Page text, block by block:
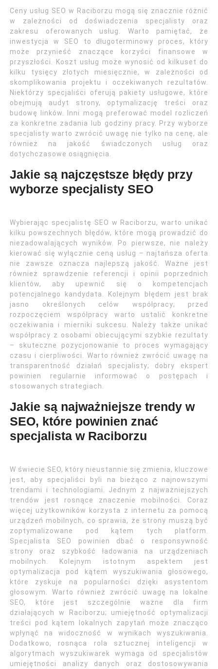
Ceny usług SEO w Raciborzu mogą się znacznie różnić
w zależności od doświadczenia specjalisty oraz
zakresu oferowanych usług. Warto pamiętać, że
inwestycja w SEO to długoterminowy proces, który
może przynieść znaczące korzyści finansowe w
przyszłości. Koszt usług może wynosić od kilkuset do
kilku tysięcy złotych miesięcznie, w zależności od
skomplikowania projektu i oczekiwanych rezultatów.
Niektórzy specjaliści oferują pakiety usługowe, które
obejmują audyt strony, optymalizację treści oraz
budowę linków. Inni mogą preferować model rozliczeń
za konkretne zadania lub godziny pracy. Przy wyborze
specjalisty warto zwrócić uwagę nie tylko na cenę, ale
również na jakość świadczonych usług oraz
dotychczasowe osiągnięcia.
Jakie są najczęstsze błędy przy
wyborze specjalisty SEO
Wybierając specjalistę SEO w Raciborzu, warto unikać
kilku powszechnych błędów, które mogą prowadzić do
niezadowalających wyników. Po pierwsze, nie należy
kierować się wyłącznie ceną usług – najtańsza oferta
nie zawsze oznacza najlepszą jakość. Ważne jest
również sprawdzenie referencji i opinii poprzednich
klientów, aby upewnić się o kompetencjach
potencjalnego kandydata. Kolejnym błędem jest brak
jasno określonych celów współpracy; przed
rozpoczęciem współpracy warto ustalić konkretne
oczekiwania i mierniki sukcesu. Należy także unikać
współpracy z osobami obiecującymi szybkie rezultaty
– skuteczne pozycjonowanie to proces wymagający
czasu i cierpliwości. Warto również zwrócić uwagę na
transparentność działań specjalisty; dobry ekspert
powinien regularnie informować o postępach i
stosowanych strategiach.
Jakie są najważniejsze trendy w
SEO, które powinien znać
specjalista w Raciborzu
W świecie SEO, który nieustannie się zmienia, kluczowe
jest, aby specjaliści byli na bieżąco z najnowszymi
trendami i technologiami. Jednym z najważniejszych
trendów jest rosnące znaczenie mobilności. Coraz
więcej użytkowników korzysta z internetu za pomocą
urządzeń mobilnych, co sprawia, że strony muszą być
zoptymalizowane pod kątem tych platform.
Specjalista SEO powinien dbać o responsywność
strony oraz szybkość ładowania na urządzeniach
mobilnych. Kolejnym istotnym aspektem jest
optymalizacja pod kątem wyszukiwania głosowego,
które zyskuje na popularności dzięki asystentom
głosowym. Warto również zwrócić uwagę na lokalne
SEO, które jest szczególnie ważne dla firm
działających w Raciborzu; umiejętność optymalizacji
treści pod kątem lokalnych zapytań może znacząco
wpłynąć na widoczność w wynikach wyszukiwania.
Dodatkowo, rosnąca rola sztucznej inteligencji w
algorytmach wyszukiwarek wymaga od specjalistów
umiejętności analizy danych oraz dostosowywania